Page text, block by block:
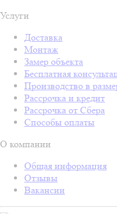
Услуги
Доставка
Монтаж
Замер объекта
Бесплатная
Производство в
Рассрочка и кредит
Рассрочка от Сбера
Способы оплаты
О компании
Общая информация
Отзывы
Вакансии